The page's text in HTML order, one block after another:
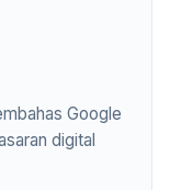
Google
digital